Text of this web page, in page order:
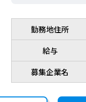
勤務地住所
給与
募集企業名